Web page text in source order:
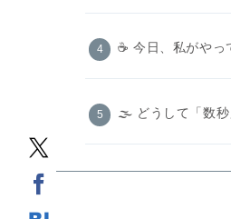
☕️ 今日、私がやっ
🌫️ どうして「数秒